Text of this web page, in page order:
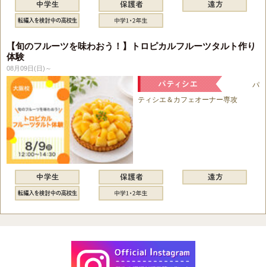
【旬のフルーツを味わおう！】トロピカルフルーツタルト作り
体験
08月09日(日)～
パ
ティシエ＆カフェオーナー専攻